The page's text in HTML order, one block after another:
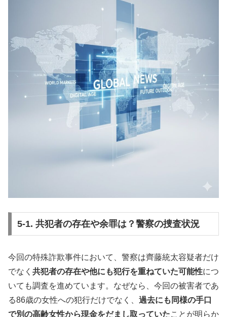
5-1. 共犯者の存在や余罪は？警察の捜査状況
今回の特殊詐欺事件において、警察は齊藤統太容疑者だけ
でなく 共犯者の存在や他にも犯行を重ねていた可能性につ
いても調査を進めています。なぜなら、今回の被害者であ
る86歳の女性への犯行だけでなく、 過去にも同様の手口
で別の高齢女性から現金をだまし取っていたことが明らか